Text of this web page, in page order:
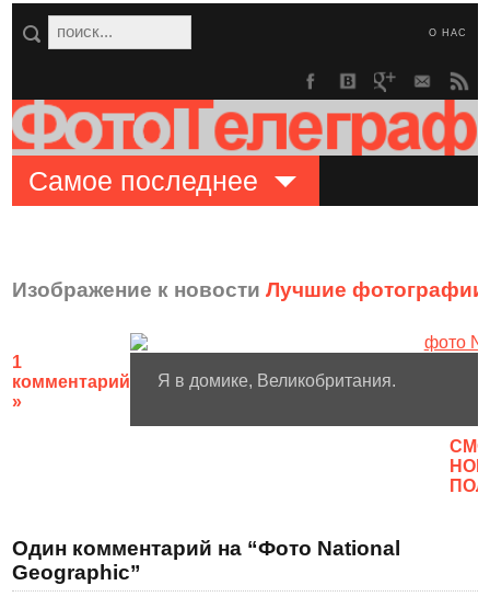
О НАС
Самое последнее
Изображение к новостиЛучшие фотографии
1
комментарий
»
Я в домике, Великобритания.
Один комментарий на “Фото National
Geographic”